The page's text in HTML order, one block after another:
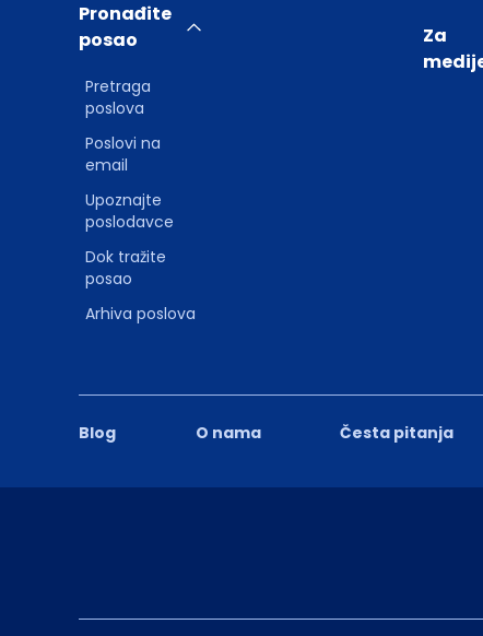
Blog O nama Česta pitanja
Pronađite
posao
Pretraga
poslova
Poslovi na
email
Upoznajte
poslodavce
Dok tražite
posao
Arhiva poslova
Za